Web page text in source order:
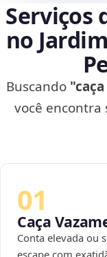
Serviços
no
Buscando
você encontra
01
Caça
Conta elevada ou